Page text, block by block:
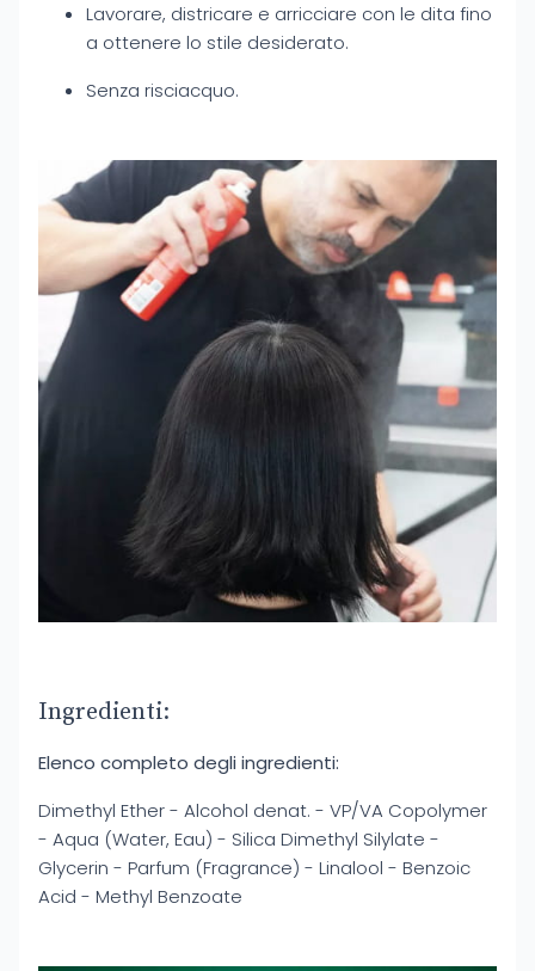
Lavorare, districare e arricciare con le dita fino
a ottenere lo stile desiderato.
Senza risciacquo.
Ingredienti:
Elenco completo degli ingredienti:
Dimethyl Ether - Alcohol denat. - VP/VA Copolymer
- Aqua (Water, Eau) - Silica Dimethyl Silylate -
Glycerin - Parfum (Fragrance) - Linalool - Benzoic
Acid - Methyl Benzoate